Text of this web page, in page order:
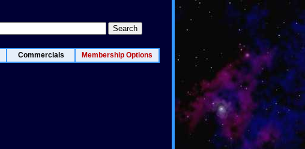
Commercials Membership Options